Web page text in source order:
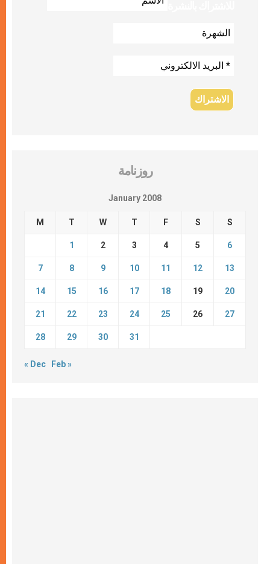
روزنامة
January 2008
M T W T F S S
1 2 3 4 5 6
7 8 9 10 11 12 13
14 15 16 17 18 19 20
21 22 23 24 25 26 27
28 29 30 31
« Dec Feb »